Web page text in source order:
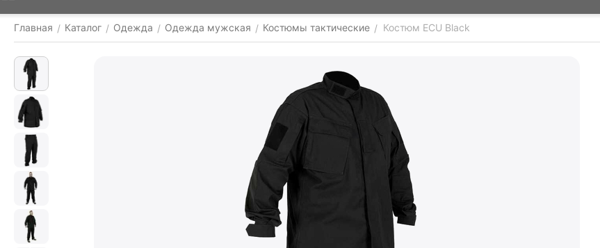
Главная / Каталог / Одежда / Одежда мужская / Костюмы тактические / Костюм ECU Black